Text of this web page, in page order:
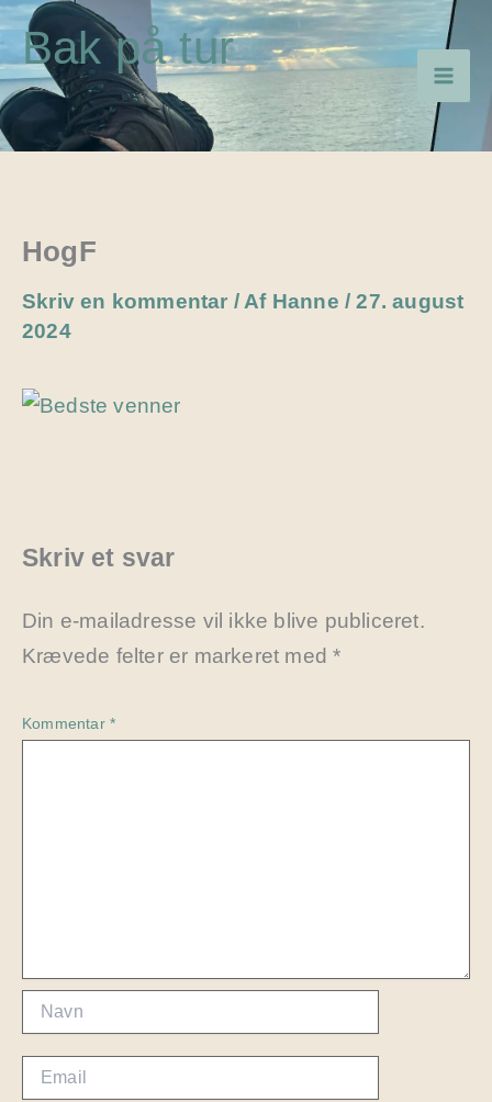
Gå
til
indholdet
Bak på tur
HogF
Skriv en kommentar / Af Hanne/27. august
2024
Skriv et svar
Din e-mailadresse vil ikke blive publiceret.
Krævede felter er markeret med*
Kommentar *
Navn